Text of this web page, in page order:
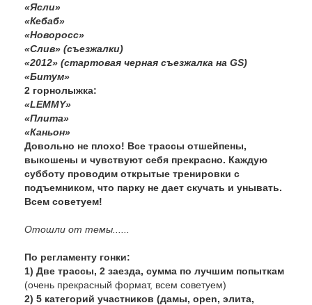
«Ясли»
«Кебаб»
«Новоросс»
«Слив» (съезжалки)
«2012» (стартовая черная съезжалка на GS)
«Битум»
2 горнолыжка:
«LEMMY»
«Плита»
«Каньон»
Довольно не плохо! Все трассы отшейпены,
выкошены и чувствуют себя прекрасно. Каждую
субботу проводим открытые тренировки с
подъемником, что парку не дает скучать и унывать.
Всем советуем!
Отошли от темы......
По регламенту гонки:
1) Две трассы, 2 заезда, сумма по лучшим попыткам
(очень прекрасный формат, всем советуем)
2) 5 категорий участников (дамы, open, элита,